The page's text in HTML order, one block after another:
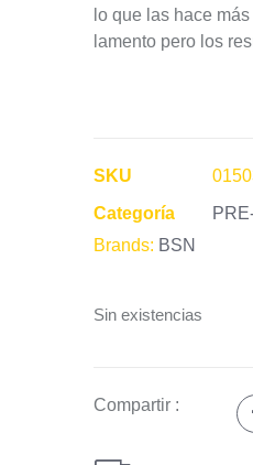
lo que las hace
lamento pero los
SKU
Categoría
Brands: BSN
Sin existencias
Compartir :